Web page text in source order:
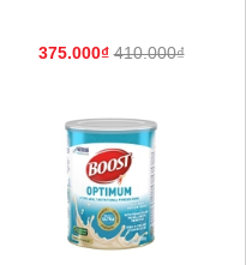
375.000₫ 410.000₫
400g- cho người phẫu
tiểu đường, suy kiệt